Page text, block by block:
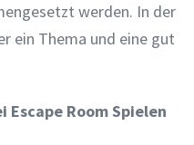
werden. In der
ein Thema und eine gut
Room Spielen